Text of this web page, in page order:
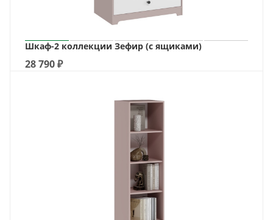
Шкаф-2 коллекции Зефир (с ящиками)
28 790₽